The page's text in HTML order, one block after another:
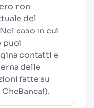
non
del
caso in cui
puoi
contatti e
delle
fatte su